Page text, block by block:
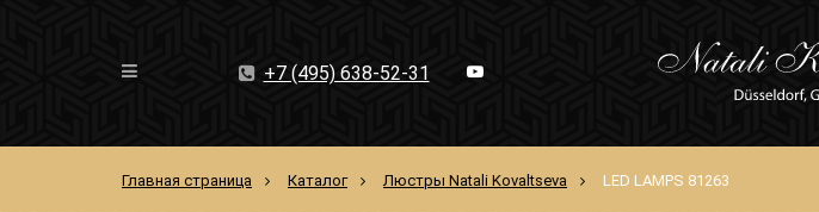
+7 (495) 638-52-31
Главная страница Каталог Люстры Natali Kovaltseva LED LAMPS 81263